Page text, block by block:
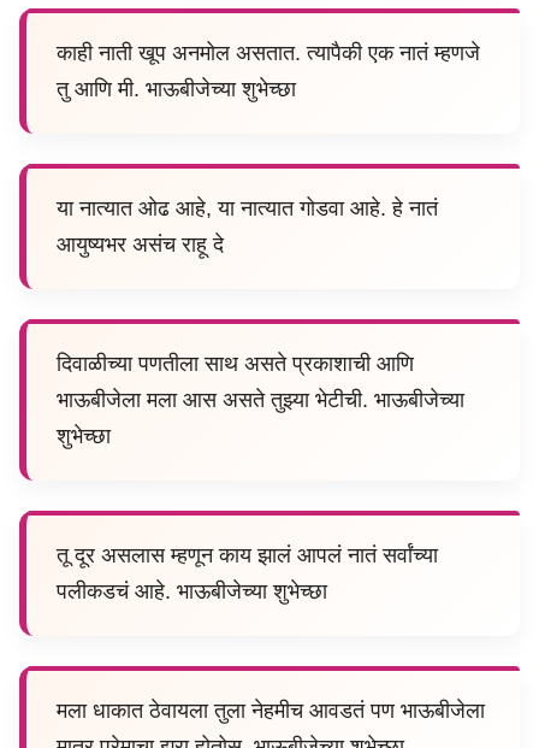
काही नाती खूप अनमोल असतात. त्यापैकी एक नातं म्हणजे
तु आणि मी. भाऊबीजेच्या शुभेच्छा
या नात्यात ओढ आहे, या नात्यात गोडवा आहे. हे नातं
आयुष्यभर असंच राहू दे
दिवाळीच्या पणतीला साथ असते प्रकाशाची आणि
भाऊबीजेला मला आस असते तुझ्या भेटीची. भाऊबीजेच्या
शुभेच्छा
तू दूर असलास म्हणून काय झालं आपलं नातं सर्वांच्या
पलीकडचं आहे. भाऊबीजेच्या शुभेच्छा
मला धाकात ठेवायला तुला नेहमीच आवडतं पण भाऊबीजेला